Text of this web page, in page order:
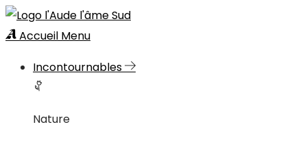
Accueil Menu
Incontournables
Nature